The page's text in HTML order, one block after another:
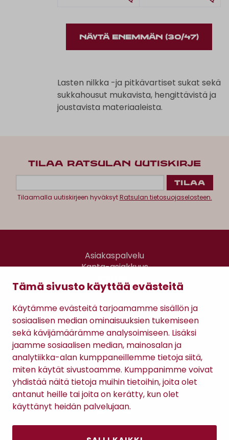
Tämä sivusto käyttää evästeitä
Käytämme evästeitä tarjoamamme sisällön ja
sosiaalisen median ominaisuuksien tukemiseen
sekä kävijämäärämme analysoimiseen. Lisäksi
jaamme sosiaalisen median, mainosalan ja
analytiikka-alan kumppaneillemme tietoja siitä,
miten käytät sivustoamme. Kumppanimme voivat
yhdistää näitä tietoja muihin tietoihin, joita olet
antanut heille tai joita on kerätty, kun olet
käyttänyt heidän palvelujaan.
NÄYTÄ ENEMMÄN (30/47)
Lasten nilkka -ja pitkävartiset sukat sekä
sukkahousut mukavista, hengittävistä ja
joustavista materiaaleista.
TILAA RATSULAN UUTISKIRJE
Tilaamalla uutiskirjeen hyväksytRatsulan tietosuojaselosteen.
Asiakaspalvelu
Kanta-asiakkuus
Gomee Ratsula Café
Sopimusehdot
Tietosuojaseloste
Maksutavat